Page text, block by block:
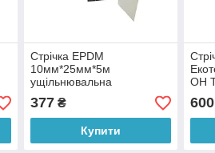
Стрічка EPDM
10мм*25мм*5м
ущільнювальна
самоклеюча армована
377₴
Купити
ОН
600